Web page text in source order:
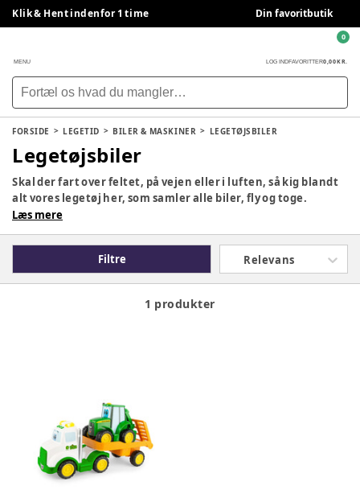
Klik & Hent indenfor 1 time Din favoritbutik
MENU LOG INDFAVORITTER0,00 KR.
0
FORSIDE LEGETID BILER & MASKINER LEGETØJSBILER
Legetøjsbiler
Skal der fart over feltet, på vejen eller i luften, så kig blandt
alt vores legetøj her, som samler alle biler, fly og toge.
Læs mere
Filtre Relevans
1 produkter